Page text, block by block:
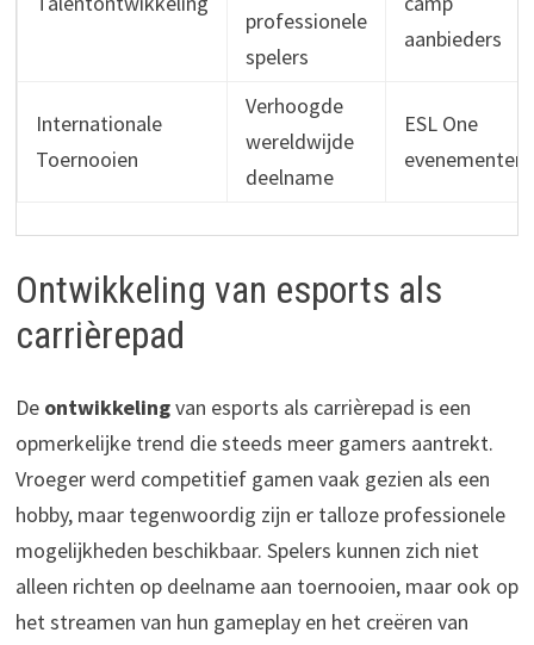
professionele
spelers
aanbieders
Internationale
Toernooien
Verhoogde
wereldwijde
deelname
ESL One
evenementen
Ontwikkeling van esports als
carrièrepad
De ontwikkelingvan esports als carrièrepad is een
opmerkelijke trend die steeds meer gamers aantrekt.
Vroeger werd competitief gamen vaak gezien als een
hobby, maar tegenwoordig zijn er talloze professionele
mogelijkheden beschikbaar. Spelers kunnen zich niet
alleen richten op deelname aan toernooien, maar ook op
het streamen van hun gameplay en het creëren van